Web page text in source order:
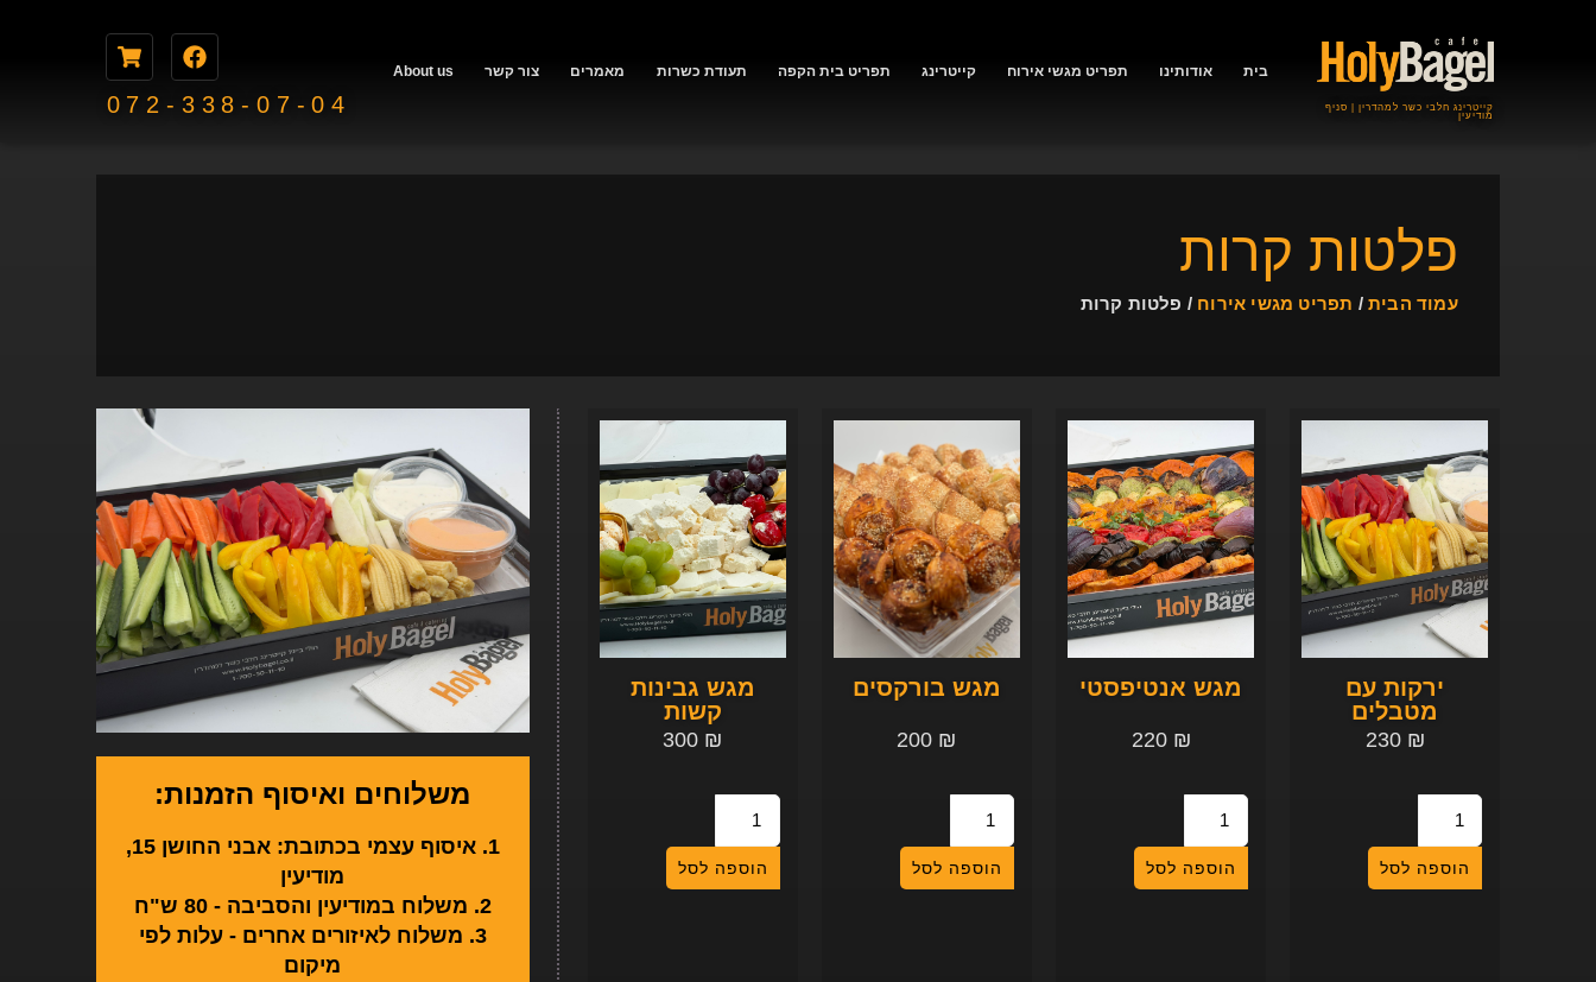
קייטרינג חלבי כשר למהדרין | סניף
מודיעין
בית אודותינו תפריט מגשי אירוח קייטרינג תפריט בית הקפה תעודת כשרות מאמרים צור קשר About us
072-338-07-04
פלטות קרות
עמוד הבית/ תפריט מגשי אירוח / פלטות קרות
ירקות עם
מטבלים
₪
230
הוספה לסל
מגש אנטיפסטי
₪
220
הוספה לסל
מגש בורקסים
₪
הוספה לסל
מגש גבינות
קשות
₪
הוספה לסל
משלוחים ואיסוף הזמנות:
1. איסוף עצמי בכתובת: אבני החושן 15,
מודיעין
2. משלוח במודיעין והסביבה - 80 ש"ח
3. משלוח לאיזורים אחרים - עלות לפי
מיקום